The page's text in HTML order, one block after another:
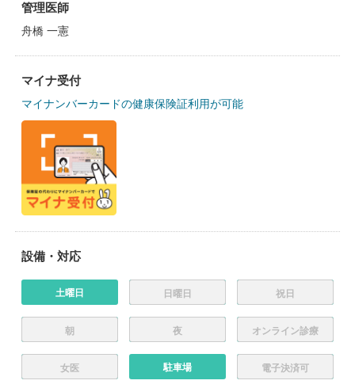
管理医師
舟橋 一憲
マイナ受付
マイナンバーカードの健康保険証利用が可能
設備・対応
土曜日 日曜日 祝日
朝 夜 オンライン診療
女医 駐車場 電子決済可